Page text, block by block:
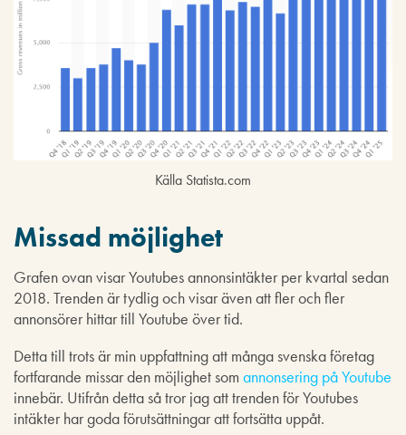
Källa Statista.com
Missad möjlighet
Grafen ovan visar Youtubes annonsintäkter per kvartal sedan
2018. Trenden är tydlig och visar även att fler och fler
annonsörer hittar till Youtube över tid.
Detta till trots är min uppfattning att många svenska företag
fortfarande missar den möjlighet som annonsering på Youtube
innebär. Utifrån detta så tror jag att trenden för Youtubes
intäkter har goda förutsättningar att fortsätta uppåt.